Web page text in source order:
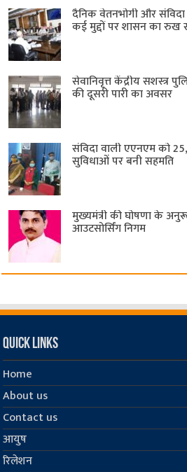
दैनिक वेतनभोगी और
कई मुद्दों पर शासन का रुख
सेवानिवृत्त केंद्रीय सशस्त्र
की दूसरी पारी का अवसर
संविदा वाली एएनएम को
सुविधाओं पर बनी सहमति
मुख्यमंत्री की घोषणा के
आउटसोर्सिंग निगम
Quick Links
Home
About us
Contact us
आयुष
रिलेशन